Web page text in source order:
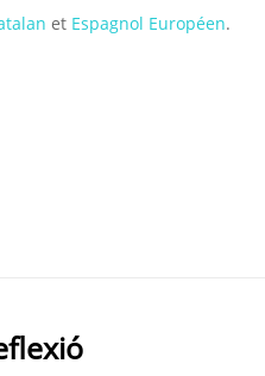
et Espagnol Européen.